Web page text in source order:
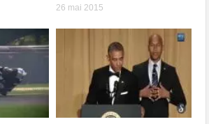
26 mai 2015